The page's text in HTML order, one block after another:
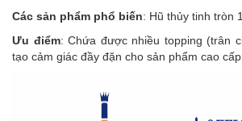
Các sản phẩm phổ biến: Hũ thủy tinh tròn
Ưu điểm: Chứa được nhiều topping (trân
tạo cảm giác đầy đặn cho sản phẩm cao